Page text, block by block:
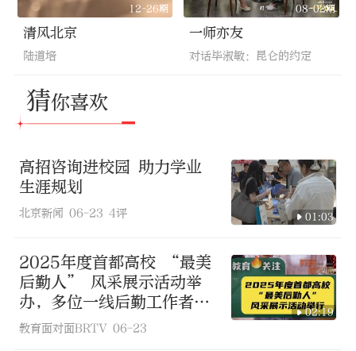
12-26期
清风北京
陆道培
08-02期
一师亦友
对话毕淑敏：昆仑的约定
猜你喜欢
高招咨询进校园 助力学业
生涯规划
北京新闻 06-23 4评 01:03
2025年度首都高校 “最美
后勤人” 风采展示活动举
办，多位一线后勤工作者分
享岗位事迹
教育面对面BRTV 06-23
02:19